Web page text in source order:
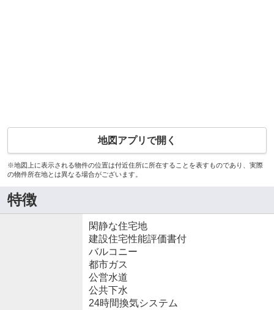
地図アプリで開く
※地図上に表示される物件の位置は付近住所に所在することを表すものであり、実際
の物件所在地とは異なる場合がございます。
特徴
閑静な住宅地
建設住宅性能評価書付
バルコニー
都市ガス
公営水道
公共下水
24時間換気システム